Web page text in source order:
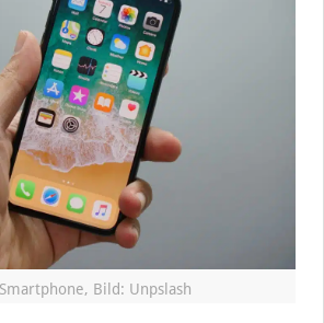
Smartphone, Bild: Unpslash